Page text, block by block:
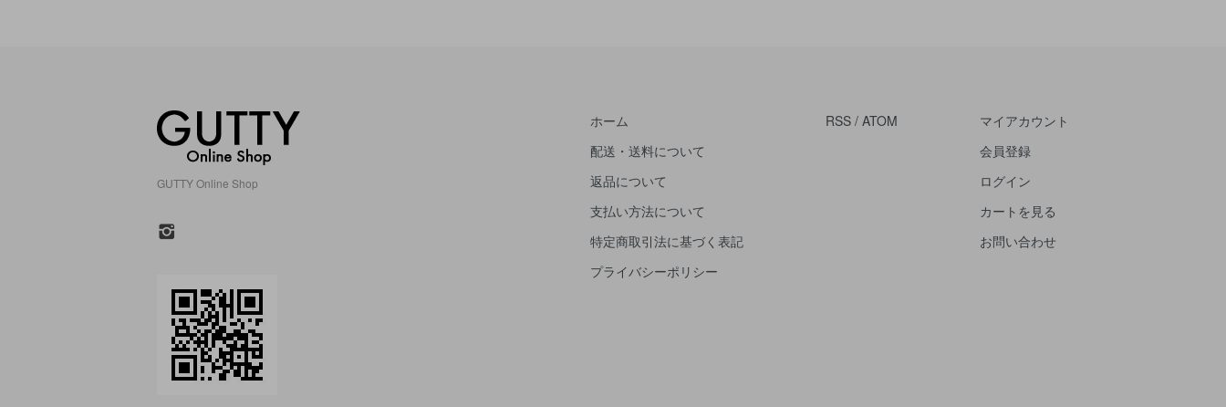
GUTTY Online Shop
ホーム
配送・送料について
返品について
支払い方法について
特定商取引法に基づく表記
プライバシーポリシー
RSS / ATOM
マイアカウント
会員登録
ログイン
カートを見る
お問い合わせ